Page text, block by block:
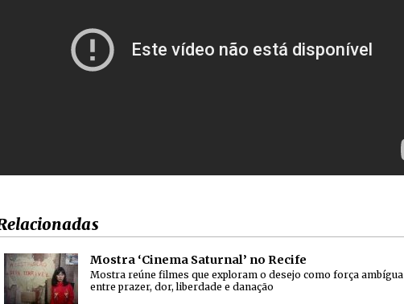
Mostra ‘Cinema Saturnal’ no Recife
Mostra reúne filmes que exploram o desejo como força ambígua
entre prazer, dor, liberdade e danação